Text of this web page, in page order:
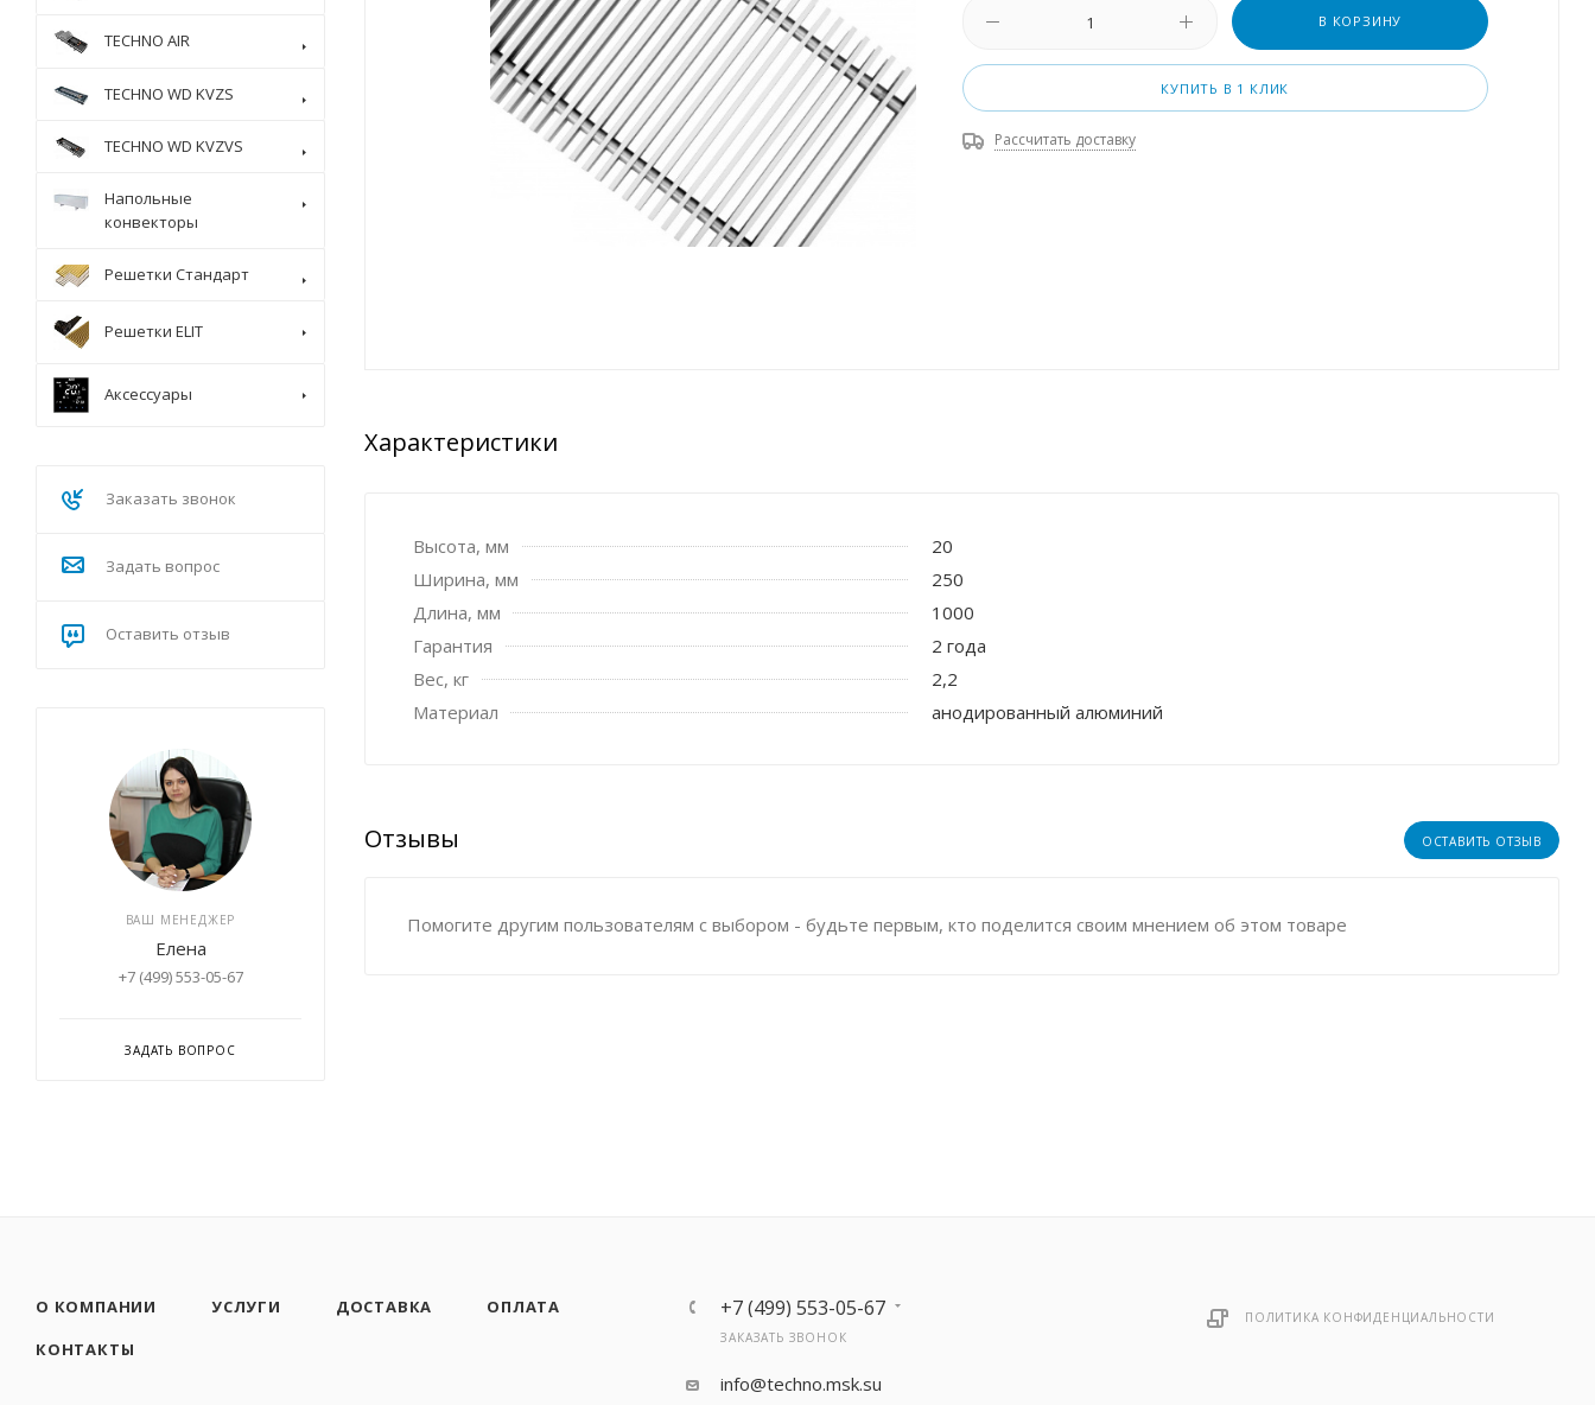
В КОРЗИНУ
КУПИТЬ В 1 КЛИК
Рассчитать доставку
Характеристики
Высота, мм
20
Ширина, мм
250
Длина, мм
1000
Гарантия
2 года
Вес, кг
2,2
Материал
анодированный алюминий
Отзывы ОСТАВИТЬ ОТЗЫВ
Помогите другим пользователям с выбором - будьте первым, кто поделится своим мнением об этом товаре
TECHNO AIR
TECHNO WD KVZS
TECHNO WD KVZVS
Напольные
конвекторы
Решетки Стандарт
Решетки ELIT
Аксессуары
Заказать звонок
Задать вопрос
Оставить отзыв
ВАШ МЕНЕДЖЕР
Елена
+7 (499) 553-05-67
ЗАДАТЬ ВОПРОС
О КОМПАНИИ УСЛУГИ ДОСТАВКА
ОПЛАТА
КОНТАКТЫ
+7 (499) 553-05-67
ЗАКАЗАТЬ ЗВОНОК
info@techno.msk.su
ПОЛИТИКА КОНФИДЕНЦИАЛЬНОСТИ